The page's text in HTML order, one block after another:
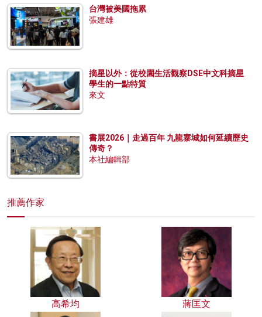
台灣被美國拖累
張建雄
摘星以外：從校園生活觀察DSE中文科摘星
學生的一點特質
來文
書展2026｜走過百年 九龍寨城如何延續歷史
傳奇？
本社編輯部
推薦作家
高希均 蔣匡文